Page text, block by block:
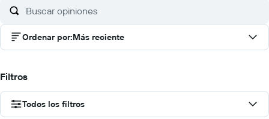
Ordenar por:Más reciente
Filtros
Todos los filtros